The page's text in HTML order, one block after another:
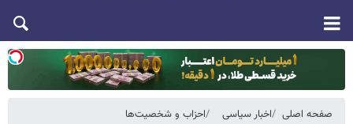
صفحه اصلی اخبار سیاسی احزاب و شخصیت‌ها